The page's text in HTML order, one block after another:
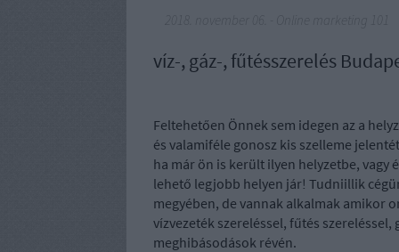
víz-, gáz-, fűtésszerelés
Feltehetően Önnek sem idegen az a
és valamiféle gonosz kis szelleme
ha már ön is került ilyen helyzetbe, vagy
lehető legjobb helyen jár! Tudniillik
megyében, de vannak alkalmak amikor
vízvezeték szereléssel, fűtés
meghibásodások révén.